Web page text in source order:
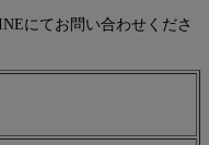
にてお問い合わせくださ